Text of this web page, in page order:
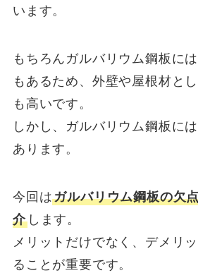
います。
もちろんガルバリウム鋼板に
もあるため、外壁や屋根材と
も高いです。
しかし、ガルバリウム鋼板に
あります。
今回はガルバリウム鋼板の欠
介します。
メリットだけでなく、デメリ
ることが重要です。